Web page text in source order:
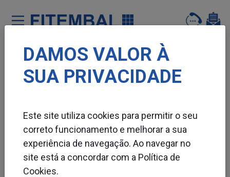
Saltar para o conteï¿½do principal da pï¿½gina
DAMOS VALOR À
SUA PRIVACIDADE
Este site utiliza cookies para permitir o seu
correto funcionamento e melhorar a sua
experiência de navegação. Ao navegar no
site está a concordar com a Política de
Cookies.